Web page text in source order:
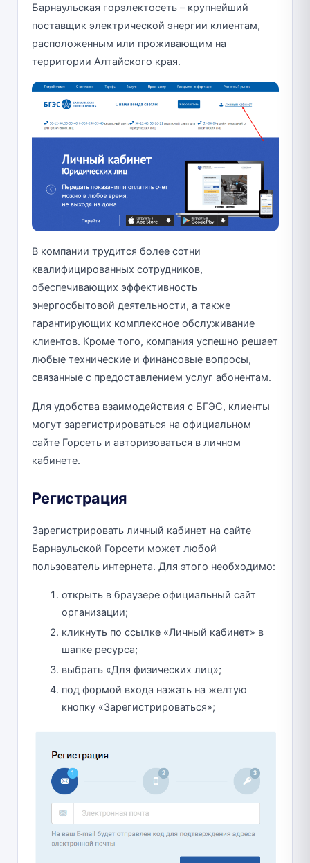
Барнаульская горэлектосеть – крупнейший
поставщик электрической энергии клиентам,
расположенным или проживающим на
территории Алтайского края.
В компании трудится более сотни
квалифицированных сотрудников,
обеспечивающих эффективность
энергосбытовой деятельности, а также
гарантирующих комплексное обслуживание
клиентов. Кроме того, компания успешно решает
любые технические и финансовые вопросы,
связанные с предоставлением услуг абонентам.
Для удобства взаимодействия с БГЭС, клиенты
могут зарегистрироваться на официальном
сайте Горсеть и авторизоваться в личном
кабинете.
Регистрация
Зарегистрировать личный кабинет на сайте
Барнаульской Горсети может любой
пользователь интернета. Для этого необходимо:
открыть в браузере официальный сайт
организации;
кликнуть по ссылке «Личный кабинет» в
шапке ресурса;
выбрать «Для физических лиц»;
под формой входа нажать на желтую
кнопку «Зарегистрироваться»;